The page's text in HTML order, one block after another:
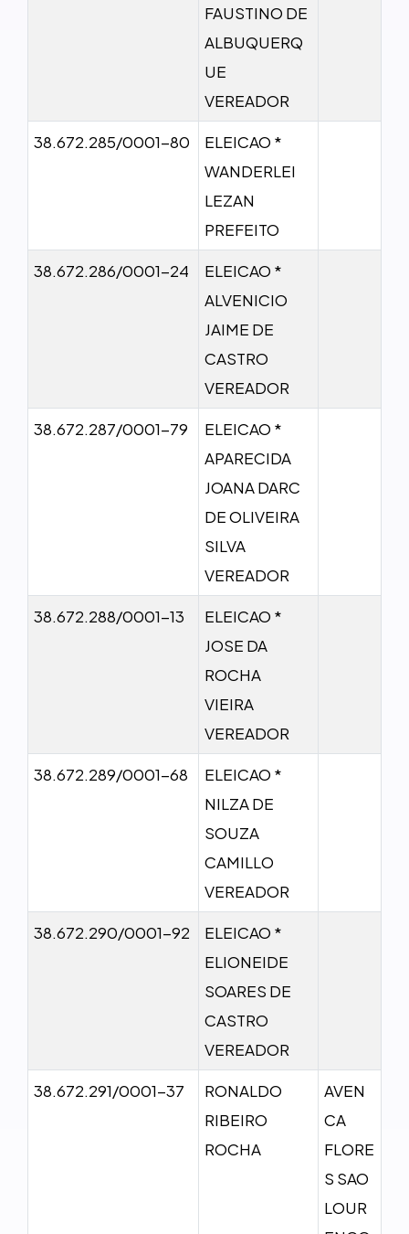
FAUSTINO DE
ALBUQUERQ
UE
VEREADOR
38.672.285/0001-80
ELEICAO *
WANDERLEI
LEZAN
PREFEITO
38.672.286/0001-24
ELEICAO *
ALVENICIO
JAIME DE
CASTRO
VEREADOR
38.672.287/0001-79
ELEICAO *
APARECIDA
JOANA DARC
DE OLIVEIRA
SILVA
VEREADOR
38.672.288/0001-13
ELEICAO *
JOSE DA
ROCHA
VIEIRA
VEREADOR
38.672.289/0001-68
ELEICAO *
NILZA DE
SOUZA
CAMILLO
VEREADOR
38.672.290/0001-92
ELEICAO *
ELIONEIDE
SOARES DE
CASTRO
VEREADOR
38.672.291/0001-37
RONALDO
RIBEIRO
ROCHA
AVEN
CA
FLORE
S SAO
LOUR